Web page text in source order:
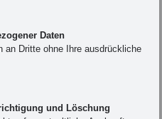
Daten
an Dritte ohne Ihre ausdrückliche
und Löschung